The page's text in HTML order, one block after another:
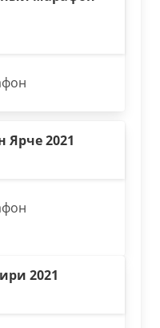
2021
2021